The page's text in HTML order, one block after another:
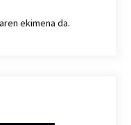
ekimena da.